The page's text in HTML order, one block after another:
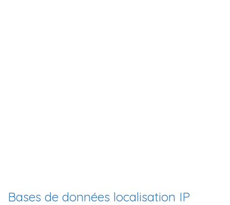
Bases de données localisation IP